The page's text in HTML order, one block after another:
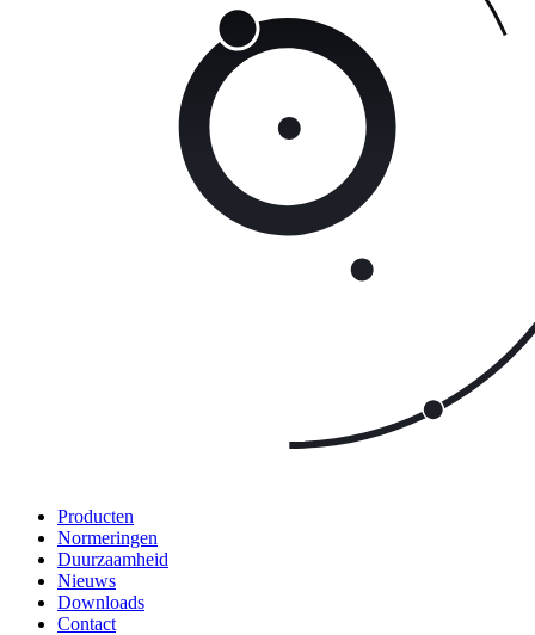
Producten
Normeringen
Duurzaamheid
Nieuws
Downloads
Contact